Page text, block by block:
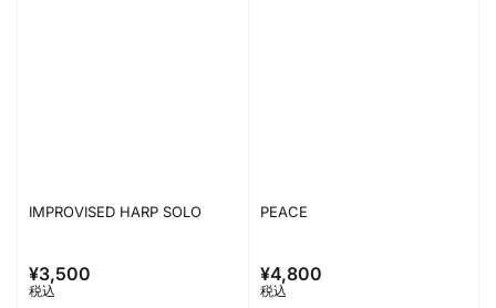
IMPROVISED HARP SOLO
通
常
¥3,500
税込
PEACE
通
常
¥4,800
税込